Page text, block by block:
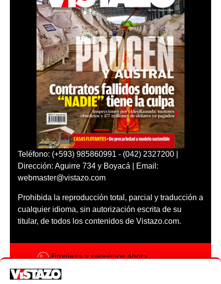
Teléfono: (+593) 985860991 - (042) 2327200 |
Dirección: Aguirre 734 y Boyacá | Email:
webmaster@vistazo.com
Prohibida la reproducción total, parcial y traducción a
cualquier idioma, sin autorización escrita de su
titular, de todos los contenidos de Vistazo.com.
Empieza a seguirnos ahora